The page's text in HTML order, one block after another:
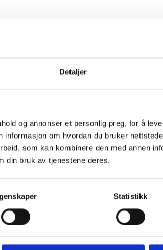
Detaljer
og annonser et personlig preg, for å
om hvordan du bruker
som kan kombinere den med annen
din bruk av tjenestene deres.
Statistikk
vrakbåt
Tlf.nr.:*
til båten og deler eier ønsker å beholde